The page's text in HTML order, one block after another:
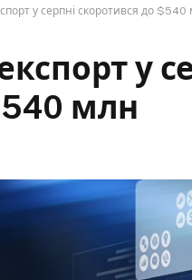
у серпні скоротився до $540
у
млн